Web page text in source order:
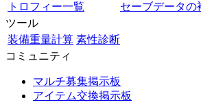
トロフィー一覧
セーブデータの
ツール
装備重量計算 素性診断
コミュニティ
マルチ募集掲示板
アイテム交換掲示板